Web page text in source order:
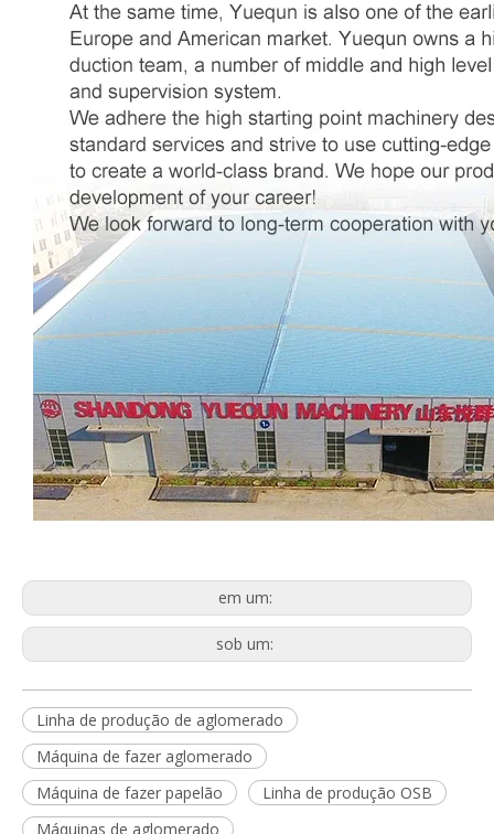
em um:
sob um:
Linha de produção de aglomerado
Máquina de fazer aglomerado
Máquina de fazer papelão
Linha de produção OSB
Máquinas de aglomerado